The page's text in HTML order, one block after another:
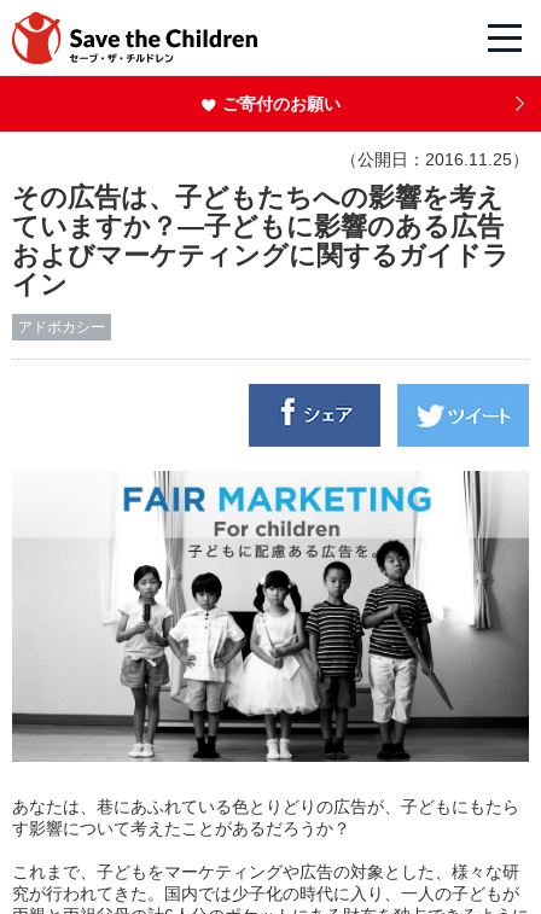
ご寄付のお願い
（公開日：2016.11.25）
その広告は、子どもたちへの影響を考え
ていますか？―子どもに影響のある広告
およびマーケティングに関するガイドラ
イン
アドボカシー
あなたは、巷にあふれている色とりどりの広告が、子どもにもたら
す影響について考えたことがあるだろうか？
これまで、子どもをマーケティングや広告の対象とした、様々な研
究が行われてきた。国内では少子化の時代に入り、一人の子どもが